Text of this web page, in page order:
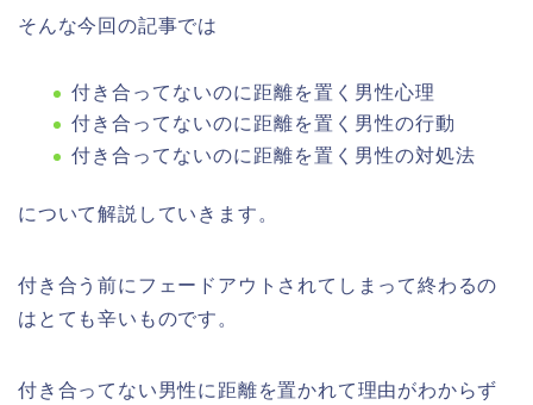
そんな今回の記事では
付き合ってないのに距離を置く男性心理
付き合ってないのに距離を置く男性の行動
付き合ってないのに距離を置く男性の対処法
について解説していきます。
付き合う前にフェードアウトされてしまって終わるの
はとても辛いものです。
付き合ってない男性に距離を置かれて理由がわからず